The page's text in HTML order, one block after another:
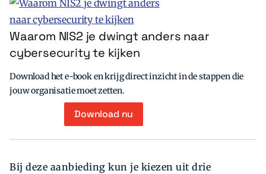
Waarom NIS2 je dwingt anders naar
cybersecurity te kijken
Download het e-book en krijg direct inzicht in de stappen die
jouw organisatie moet zetten.
Download nu
Bij deze aanbieding kun je kiezen uit drie